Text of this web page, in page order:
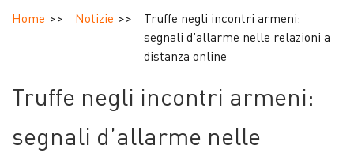
verificati
Contattaci
Home Notizie
Truffe negli incontri armeni:
segnali d’allarme nelle relazioni a
distanza online
Truffe negli incontri armeni:
segnali d’allarme nelle